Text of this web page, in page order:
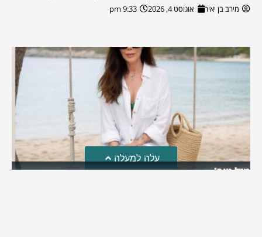
מירב בן יאיר אוגוסט 4, 2026 9:33 pm
מזל טוב!
עלה למעלה